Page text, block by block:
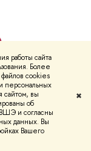
работы сайта
Более
cookies
персональных
сайтом, вы
об
и согласны
данных. Вы
Вашего
✖
Екатерина
экономики: